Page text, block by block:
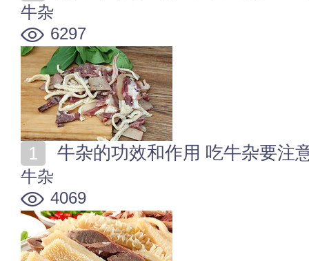
牛杂
6297
牛杂的功效和作用 吃牛杂要注
牛杂
4069